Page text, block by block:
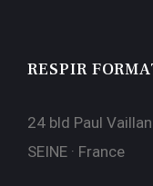
RESPIR
24 bld Paul
SEINE · France